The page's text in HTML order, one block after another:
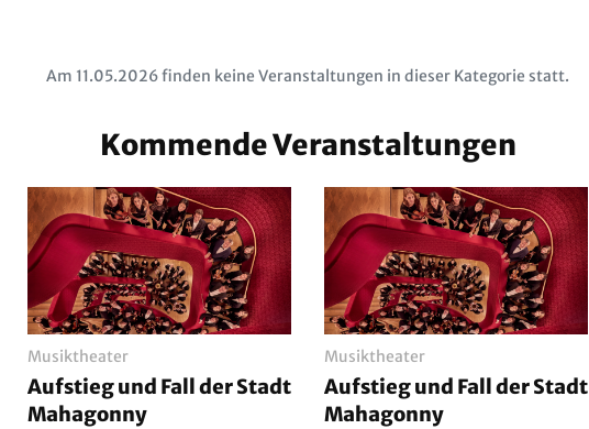
Am 11.05.2026 finden keine Veranstaltungen in dieser Kategorie statt.
Kommende Veranstaltungen
Musiktheater
Aufstieg und Fall der Stadt
Mahagonny
Musiktheater
Aufstieg und Fall der Stadt
Mahagonny